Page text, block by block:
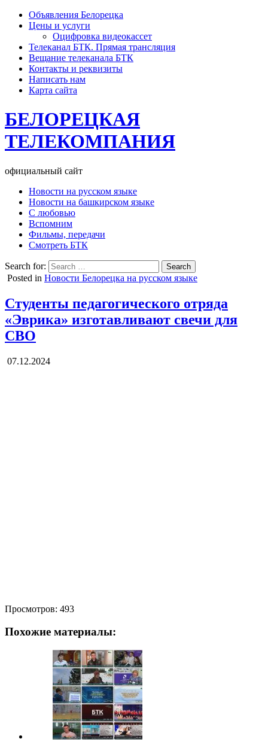
Объявления Белорецка
Цены и услуги
Оцифровка видеокассет
Телеканал БТК. Прямая трансляция
Вещание телеканала БТК
Контакты и реквизиты
Написать нам
Карта сайта
БЕЛОРЕЦКАЯ
ТЕЛЕКОМПАНИЯ
официальный сайт
Новости на русском языке
Новости на башкирском языке
С любовью
Вспомним
Фильмы, передачи
Смотреть БТК
Search for:
Posted in Новости Белорецка на русском языке
Студенты педагогического отряда
«Эврика» изготавливают свечи для
СВО
07.12.2024
Просмотров: 493
Похожие материалы: